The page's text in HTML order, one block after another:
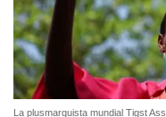
La plusmarquista mundial Tigst